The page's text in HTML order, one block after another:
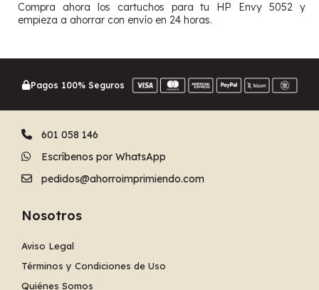
Compra ahora los cartuchos para tu HP Envy 5052 y
empieza a ahorrar con envío en 24 horas.
Pagos 100% Seguros
601 058 146
Escríbenos por WhatsApp
pedidos@ahorroimprimiendo.com
Nosotros
Aviso Legal
Términos y Condiciones de Uso
Quiénes Somos